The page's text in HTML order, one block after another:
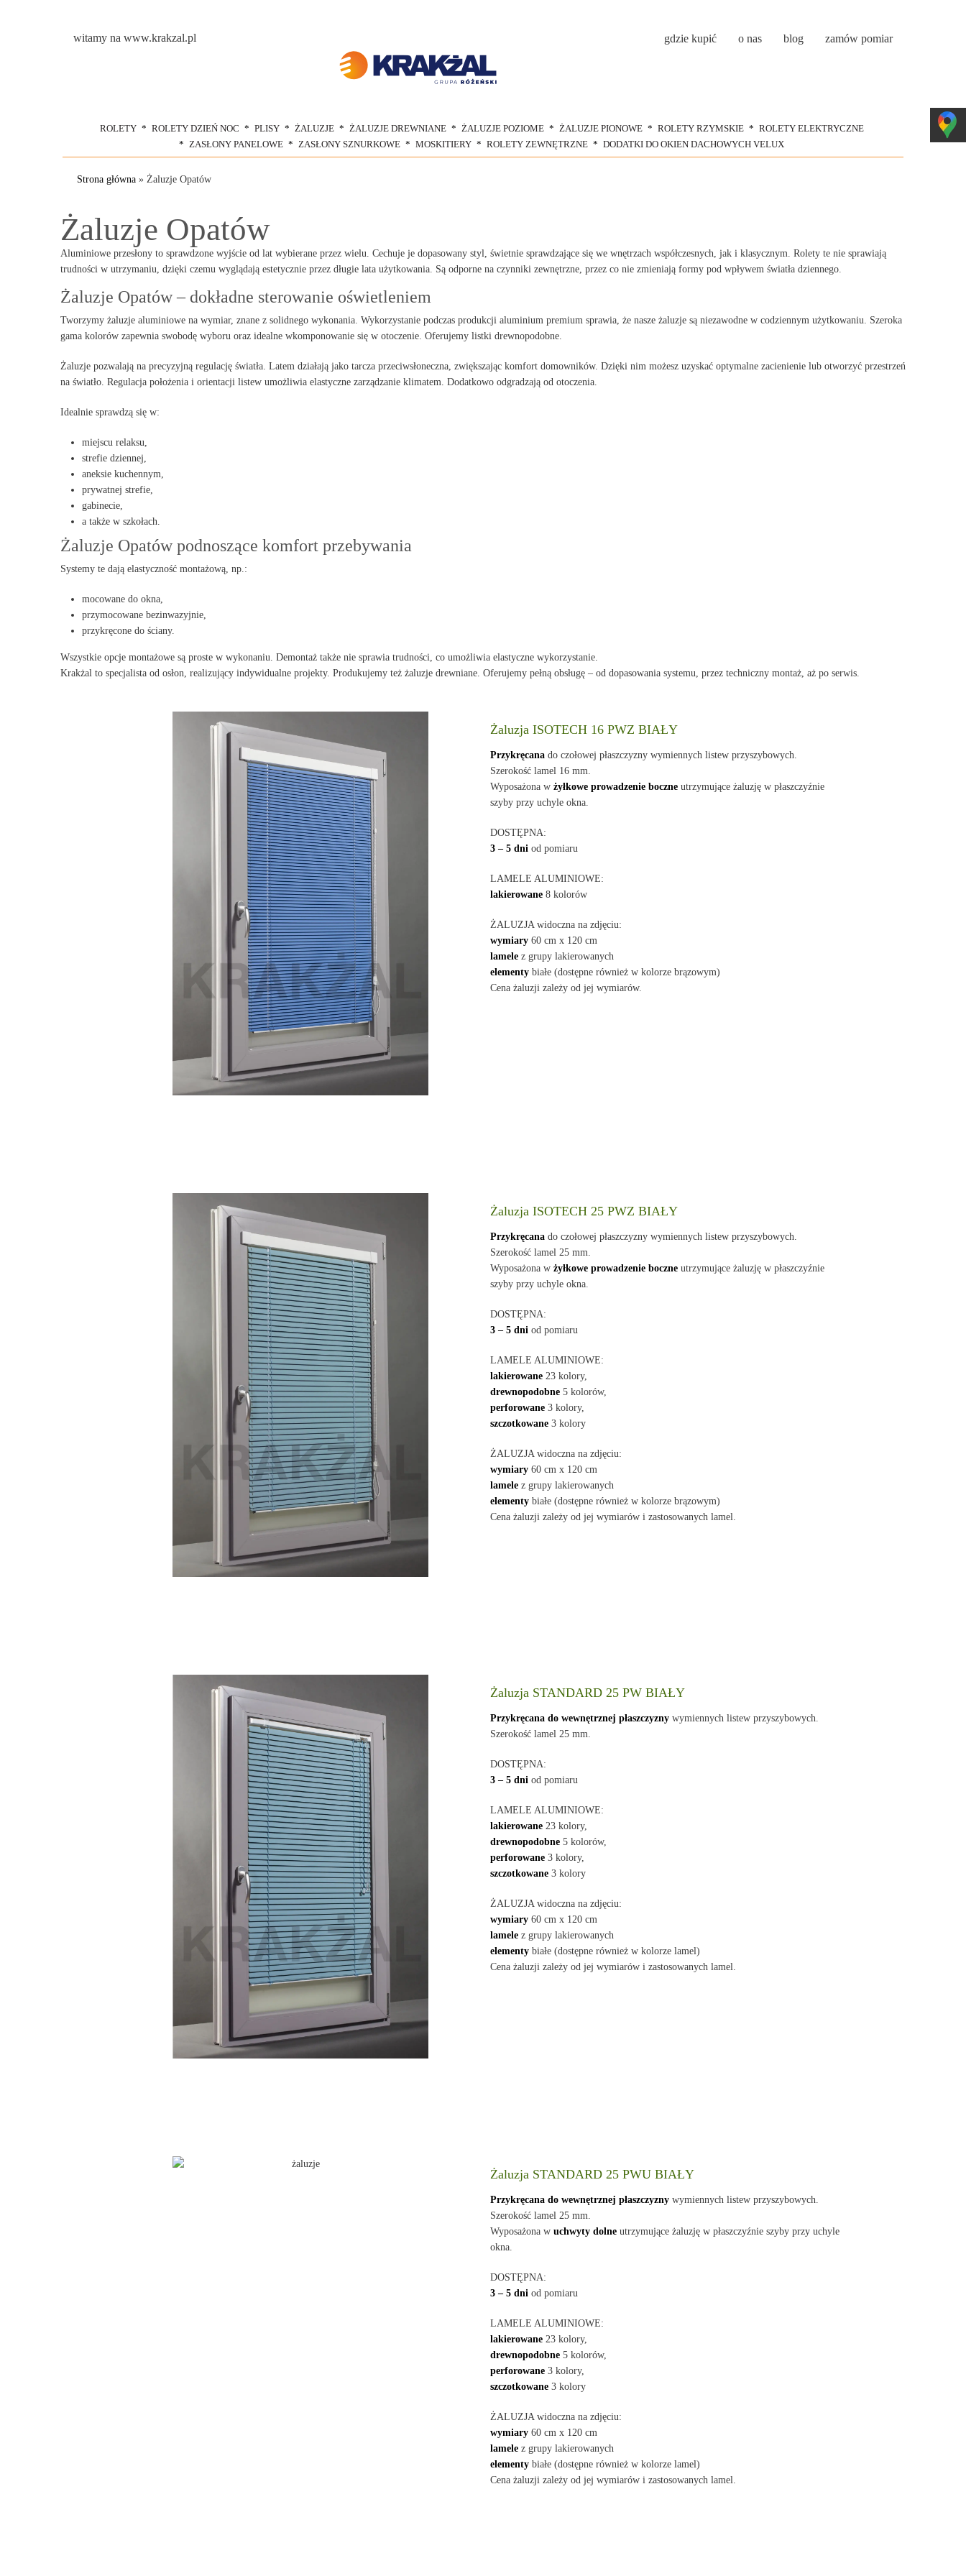
witamy na www.krakzal.pl gdzie kupić o nas blog zamów pomiar
ROLETY ROLETY DZIEŃ NOC PLISY ŻALUZJE ŻALUZJE DREWNIANE ŻALUZJE POZIOME ŻALUZJE PIONOWE ROLETY RZYMSKIE
ROLETY ELEKTRYCZNE
ZASŁONY PANELOWE
ZASŁONY SZNURKOWE MOSKITIERY ROLETY ZEWNĘTRZNE DODATKI DO OKIEN DACHOWYCH VELUX
Strona główna » Żaluzje Opatów
Żaluzje Opatów
Aluminiowe przesłony to sprawdzone wyjście od lat wybierane przez wielu. Cechuje je dopasowany styl, świetnie sprawdzające się we wnętrzach współczesnych, jak i klasycznym. Rolety te nie sprawiają
trudności w utrzymaniu, dzięki czemu wyglądają estetycznie przez długie lata użytkowania. Są odporne na czynniki zewnętrzne, przez co nie zmieniają formy pod wpływem światła dziennego.
Żaluzje Opatów – dokładne sterowanie oświetleniem
Tworzymy żaluzje aluminiowe na wymiar, znane z solidnego wykonania. Wykorzystanie podczas produkcji aluminium premium sprawia, że nasze żaluzje są niezawodne w codziennym użytkowaniu. Szeroka
gama kolorów zapewnia swobodę wyboru oraz idealne wkomponowanie się w otoczenie. Oferujemy listki drewnopodobne.
Żaluzje pozwalają na precyzyjną regulację światła. Latem działają jako tarcza przeciwsłoneczna, zwiększając komfort domowników. Dzięki nim możesz uzyskać optymalne zacienienie lub otworzyć przestrzeń
na światło. Regulacja położenia i orientacji listew umożliwia elastyczne zarządzanie klimatem. Dodatkowo odgradzają od otoczenia.
Idealnie sprawdzą się w:
miejscu relaksu,
strefie dziennej,
aneksie kuchennym,
prywatnej strefie,
gabinecie,
a także w szkołach.
Żaluzje Opatów podnoszące komfort przebywania
Systemy te dają elastyczność montażową, np.:
mocowane do okna,
przymocowane bezinwazyjnie,
przykręcone do ściany.
Wszystkie opcje montażowe są proste w wykonaniu. Demontaż także nie sprawia trudności, co umożliwia elastyczne wykorzystanie.
Krakżal to specjalista od osłon, realizujący indywidualne projekty. Produkujemy też żaluzje drewniane. Oferujemy pełną obsługę – od dopasowania systemu, przez techniczny montaż, aż po serwis.
Żaluzja ISOTECH 16 PWZ BIAŁY
Przykręcana do czołowej płaszczyzny wymiennych listew przyszybowych.
Szerokość lamel 16 mm.
Wyposażona wżyłkowe prowadzenie boczne utrzymujące żaluzję w płaszczyźnie
szyby przy uchyle okna.
DOSTĘPNA:
3 – 5 dni od pomiaru
LAMELE ALUMINIOWE:
lakierowane 8 kolorów
ŻALUZJA widoczna na zdjęciu:
wymiary 60 cm x 120 cm
lamele z grupy lakierowanych
elementy białe (dostępne również w kolorze brązowym)
Cena żaluzji zależy od jej wymiarów.
Żaluzja ISOTECH 25 PWZ BIAŁY
Przykręcana do czołowej płaszczyzny wymiennych listew przyszybowych.
Szerokość lamel 25 mm.
Wyposażona wżyłkowe prowadzenie boczne utrzymujące żaluzję w płaszczyźnie
szyby przy uchyle okna.
DOSTĘPNA:
3 – 5 dni od pomiaru
LAMELE ALUMINIOWE:
lakierowane 23 kolory,
drewnopodobne 5 kolorów,
perforowane 3 kolory,
szczotkowane 3 kolory
ŻALUZJA widoczna na zdjęciu:
wymiary 60 cm x 120 cm
lamele z grupy lakierowanych
elementy białe (dostępne również w kolorze brązowym)
Cena żaluzji zależy od jej wymiarów i zastosowanych lamel.
Żaluzja STANDARD 25 PW BIAŁY
Przykręcana do wewnętrznej płaszczyzny wymiennych listew przyszybowych.
Szerokość lamel 25 mm.
DOSTĘPNA:
3 – 5 dni od pomiaru
LAMELE ALUMINIOWE:
lakierowane 23 kolory,
drewnopodobne 5 kolorów,
perforowane 3 kolory,
szczotkowane 3 kolory
ŻALUZJA widoczna na zdjęciu:
wymiary 60 cm x 120 cm
lamele z grupy lakierowanych
elementy białe (dostępne również w kolorze lamel)
Cena żaluzji zależy od jej wymiarów i zastosowanych lamel.
Żaluzja STANDARD 25 PWU BIAŁY
Przykręcana do wewnętrznej płaszczyzny wymiennych listew przyszybowych.
Szerokość lamel 25 mm.
Wyposażona wuchwyty dolne utrzymujące żaluzję w płaszczyźnie szyby przy uchyle
okna.
DOSTĘPNA:
3 – 5 dni od pomiaru
LAMELE ALUMINIOWE:
lakierowane 23 kolory,
drewnopodobne 5 kolorów,
perforowane 3 kolory,
szczotkowane 3 kolory
ŻALUZJA widoczna na zdjęciu:
wymiary 60 cm x 120 cm
lamele z grupy lakierowanych
elementy białe (dostępne również w kolorze lamel)
Cena żaluzji zależy od jej wymiarów i zastosowanych lamel.